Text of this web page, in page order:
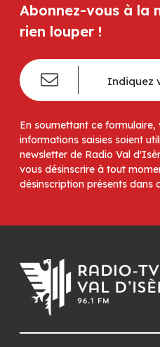
Abonnez-vous à la
rien louper !
En soumettant ce
informations saisies soient
newsletter de Radio Val
vous désinscrire à tout
désinscription présents dans